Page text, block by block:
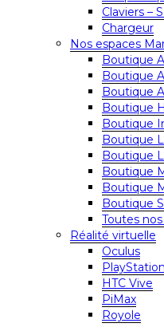
Claviers –
Chargeur
Nos espaces
Boutique
Boutique
Boutique
Boutique
Boutique
Boutique
Boutique
Boutique
Boutique
Boutique
Toutes
Réalité virtuelle
Oculus
HTC Vive
PiMax
Royole